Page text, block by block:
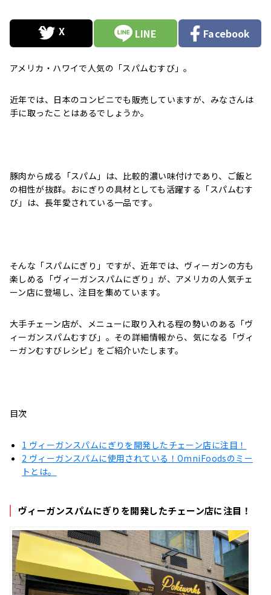
LINE Facebook
アメリカ・ハワイで人気の「スパムむすび」。
近年では、日本のコンビニでも販売していますが、みなさんは
手に取ったことはあるでしょうか。
豚肉から成る「スパム」は、比較的濃い味付けであり、ご飯と
の相性が抜群。おにぎりの具材としても活躍する「スパムむす
び」は、長年愛されている一品です。
そんな「スパムにぎり」ですが、近年では、ヴィーガンの方も
楽しめる「ヴィーガンスパムにぎり」が、アメリカの人気チェ
ーン店に登場し、注目を集めています。
大手チェーン店が、メニューに取り入れる程の勢いのある「ヴ
ィーガンスパムむすび」。その詳細情報から、気になる「ヴィ
ーガンむすびレシピ」をご紹介いたします。
目次
1 ヴィーガンスパムにぎりを開発したチェーン店に注目！
2 ヴィーガンスパムに使用されている！OmniFoodsのミー
トとは。
ヴィーガンスパムにぎりを開発したチェーン店に注目！